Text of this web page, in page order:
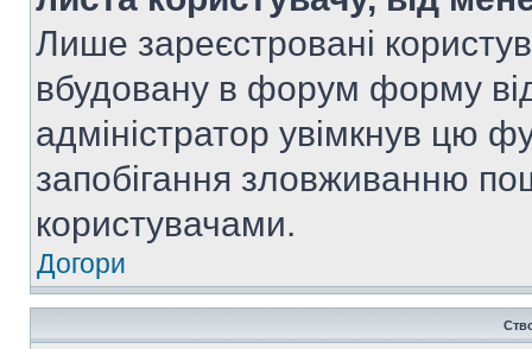
Лише зареєстровані
вбудовану в форум форму
адміністратор увімкнув цю
запобігання зловживанню
користувачами.
Догори